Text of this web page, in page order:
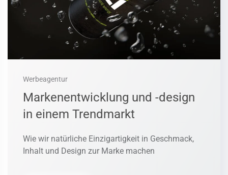
Werbeagentur
Markenentwicklung und -design
in einem Trendmarkt
Wie wir natürliche Einzigartigkeit in Geschmack,
Inhalt und Design zur Marke machen